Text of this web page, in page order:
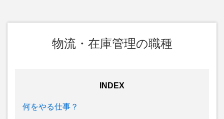
物流・在庫管理の職種
INDEX
何をやる仕事？